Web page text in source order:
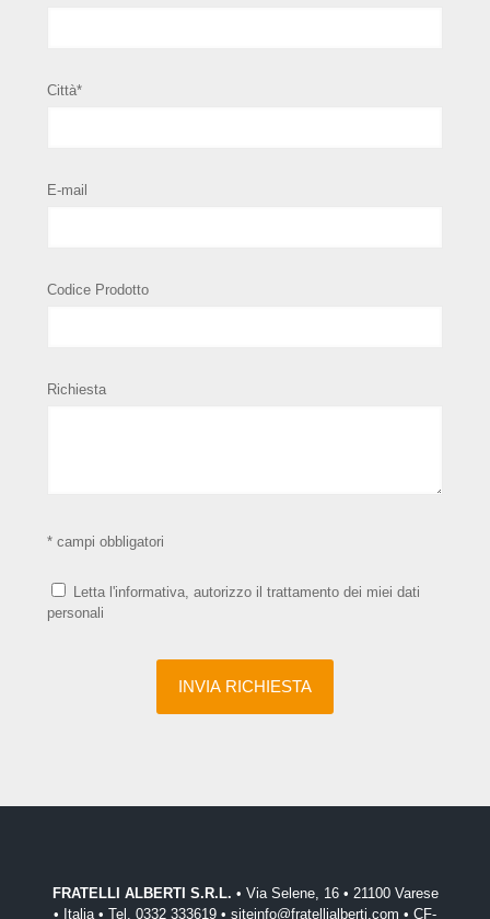
Città*
E-mail
Codice Prodotto
Richiesta
* campi obbligatori
Letta l'informativa, autorizzo il trattamento dei miei dati
personali
FRATELLI ALBERTI S.R.L. • Via Selene, 16 • 21100 Varese
• Italia • Tel. 0332 333619 • siteinfo@fratellialberti.com • CF-